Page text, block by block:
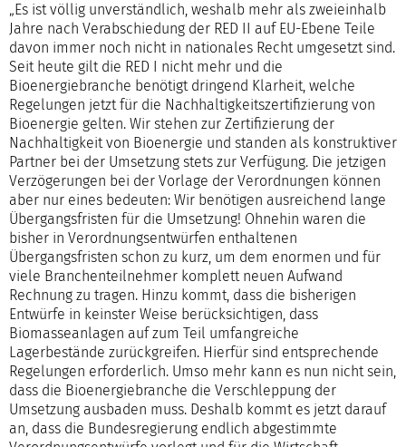
„Es ist völlig unverständlich, weshalb mehr als zweieinhalb
Jahre nach Verabschiedung der RED II auf EU-Ebene Teile
davon immer noch nicht in nationales Recht umgesetzt sind.
Seit heute gilt die RED I nicht mehr und die
Bioenergiebranche benötigt dringend Klarheit, welche
Regelungen jetzt für die Nachhaltigkeitszertifizierung von
Bioenergie gelten. Wir stehen zur Zertifizierung der
Nachhaltigkeit von Bioenergie und standen als konstruktiver
Partner bei der Umsetzung stets zur Verfügung. Die jetzigen
Verzögerungen bei der Vorlage der Verordnungen können
aber nur eines bedeuten: Wir benötigen ausreichend lange
Übergangsfristen für die Umsetzung! Ohnehin waren die
bisher in Verordnungsentwürfen enthaltenen
Übergangsfristen schon zu kurz, um dem enormen und für
viele Branchenteilnehmer komplett neuen Aufwand
Rechnung zu tragen. Hinzu kommt, dass die bisherigen
Entwürfe in keinster Weise berücksichtigen, dass
Biomasseanlagen auf zum Teil umfangreiche
Lagerbestände zurückgreifen. Hierfür sind entsprechende
Regelungen erforderlich. Umso mehr kann es nun nicht sein,
dass die Bioenergiebranche die Verschleppung der
Umsetzung ausbaden muss. Deshalb kommt es jetzt darauf
an, dass die Bundesregierung endlich abgestimmte